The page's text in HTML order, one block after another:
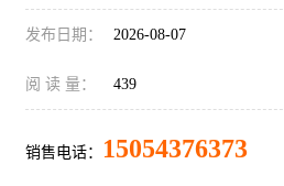
发布日期： 2026-08-07
阅 读 量： 439
销售电话： 15054376373